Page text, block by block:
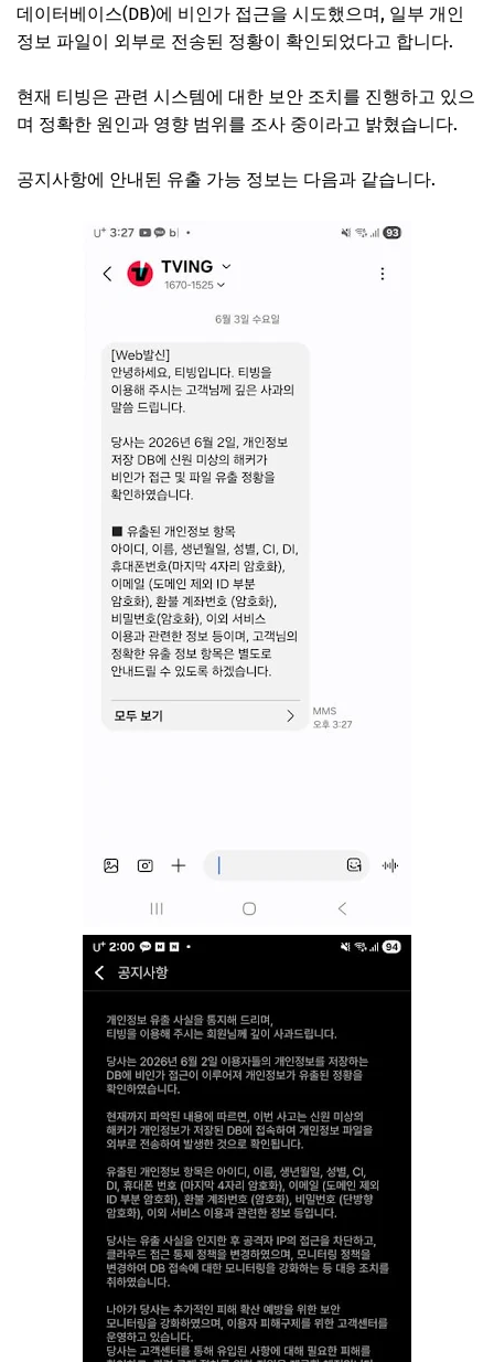
데이터베이스(DB)에 비인가 접근을 시도했으며, 일부 개인
정보 파일이 외부로 전송된 정황이 확인되었다고 합니다.
현재 티빙은 관련 시스템에 대한 보안 조치를 진행하고 있으
며 정확한 원인과 영향 범위를 조사 중이라고 밝혔습니다.
공지사항에 안내된 유출 가능 정보는 다음과 같습니다.